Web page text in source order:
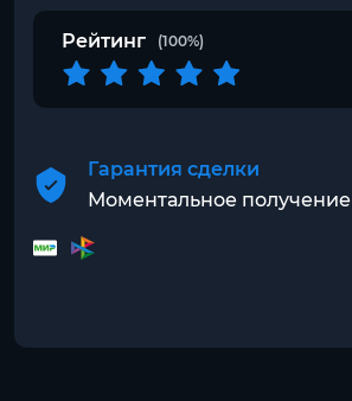
Рейтинг (100%)
Гарантия сделки
Моментальное получение